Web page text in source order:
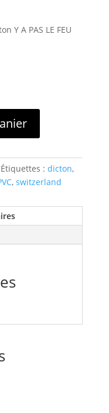
Y A PAS LE FEU
Étiquettes : dicton,
, switzerland